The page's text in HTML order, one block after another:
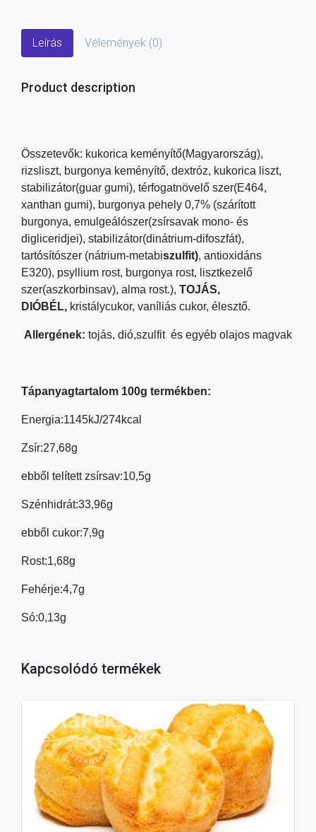
Leírás Vélemények (0)
Product description
Összetevők: kukorica keményítő(Magyarország),
rizsliszt, burgonya keményítő, dextróz, kukorica liszt,
stabilizátor(guar gumi), térfogatnövelő szer(E464,
xanthan gumi), burgonya pehely 0,7% (szárított
burgonya, emulgeálószer(zsírsavak mono- és
digliceridjei), stabilizátor(dinátrium-difoszfát),
tartósítószer (nátrium-metabiszulfit), antioxidáns
E320), psyllium rost, burgonya rost, lisztkezelő
szer(aszkorbinsav), alma rost.), TOJÁS,
DIÓBÉL, kristálycukor, vaníliás cukor, élesztő.
Allergének: tojás, dió,szulfit és egyéb olajos magvak
Tápanyagtartalom 100g termékben:
Energia:1145kJ/274kcal
Zsír:27,68g
ebből telített zsírsav:10,5g
Szénhidrát:33,96g
ebből cukor:7,9g
Rost:1,68g
Fehérje:4,7g
Só:0,13g
Kapcsolódó termékek